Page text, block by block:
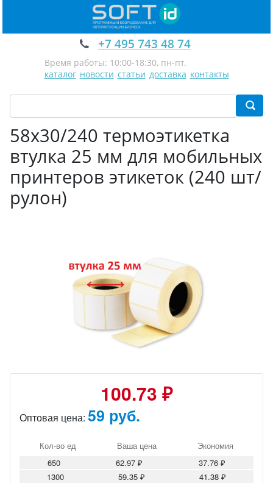
+7 495 743 48 74
Время работы: 10:00-18:30, пн-пт.
каталог новости статьи доставка контакты
58х30/240 термоэтикетка
втулка 25 мм для мобильных
принтеров этикеток (240 шт/
рулон)
100.73 ₽
Оптовая цена: 59 руб.
Кол-во ед Ваша цена
Экономия
650
62.97 ₽
37.76 ₽
1300
59.35 ₽ 41.38 ₽